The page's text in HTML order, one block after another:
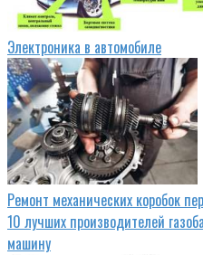
Электроника в автомобиле
Ремонт механических коробок
10 лучших производителей
машину